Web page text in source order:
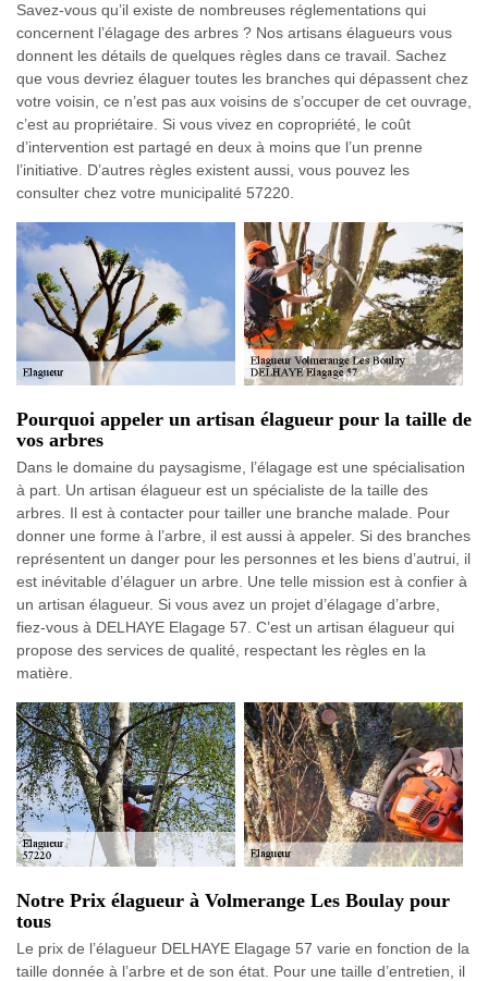
Savez-vous qu’il existe de nombreuses réglementations qui
concernent l’élagage des arbres ? Nos artisans élagueurs vous
donnent les détails de quelques règles dans ce travail. Sachez
que vous devriez élaguer toutes les branches qui dépassent chez
votre voisin, ce n’est pas aux voisins de s’occuper de cet ouvrage,
c’est au propriétaire. Si vous vivez en copropriété, le coût
d’intervention est partagé en deux à moins que l’un prenne
l’initiative. D’autres règles existent aussi, vous pouvez les
consulter chez votre municipalité 57220.
Pourquoi appeler un artisan élagueur pour la taille de
vos arbres
Dans le domaine du paysagisme, l’élagage est une spécialisation
à part. Un artisan élagueur est un spécialiste de la taille des
arbres. Il est à contacter pour tailler une branche malade. Pour
donner une forme à l’arbre, il est aussi à appeler. Si des branches
représentent un danger pour les personnes et les biens d’autrui, il
est inévitable d’élaguer un arbre. Une telle mission est à confier à
un artisan élagueur. Si vous avez un projet d’élagage d’arbre,
fiez-vous à DELHAYE Elagage 57. C’est un artisan élagueur qui
propose des services de qualité, respectant les règles en la
matière.
Notre Prix élagueur à Volmerange Les Boulay pour
tous
Le prix de l’élagueur DELHAYE Elagage 57 varie en fonction de la
taille donnée à l’arbre et de son état. Pour une taille d’entretien, il